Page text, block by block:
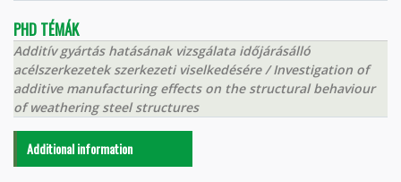
PHD TÉMÁK
Additív gyártás hatásának vizsgálata időjárásálló
acélszerkezetek szerkezeti viselkedésére / Investigation of
additive manufacturing effects on the structural behaviour
of weathering steel structures
Additional information